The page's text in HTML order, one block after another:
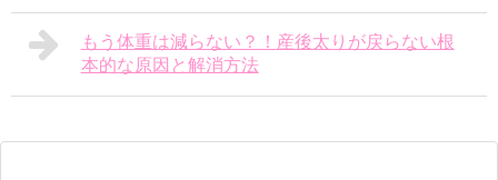
もう体重は減らない？！産後太りが戻らない根
本的な原因と解消方法